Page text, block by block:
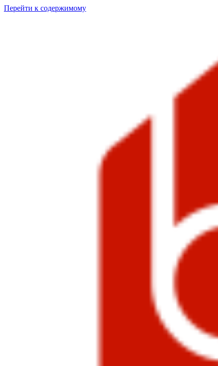
Перейти к содержимому